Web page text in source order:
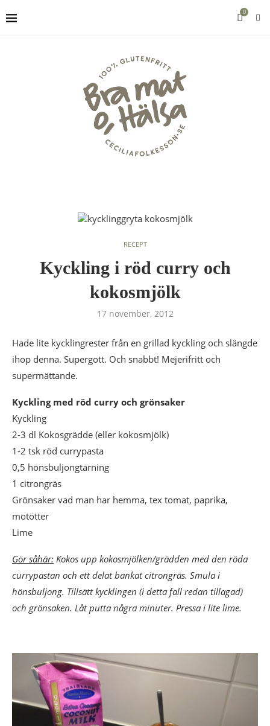
0
RECEPT
Kyckling i röd curry och
kokosmjölk
17 november, 2012
Hade lite kycklingrester från en grillad kyckling och slängde
ihop denna. Supergott. Och snabbt! Mejerifritt och
supermättande.
Kyckling med röd curry och grönsaker
Kyckling
2-3 dl Kokosgrädde (eller kokosmjölk)
1-2 tsk röd currypasta
0,5 hönsbuljongtärning
1 citrongräs
Grönsaker vad man har hemma, tex tomat, paprika,
motötter
Lime
Gör såhär: Kokos upp kokosmjölken/grädden med den röda
currypastan och ett delat bankat citrongräs. Smula i
hönsbuljong. Tillsätt kycklingen (i detta fall redan tillagad)
och grönsaken. Låt putta några minuter. Pressa i lite lime.